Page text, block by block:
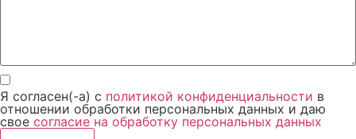
Я согласен(-а) с политикой конфиденциальности в
отношении обработки персональных данных и даю
свое согласие на обработку персональных данных